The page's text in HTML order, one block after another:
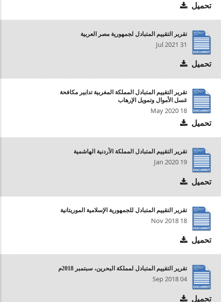
تحميل
تقرير التقييم المتبادل لجمهورية مصر العربية
31 Jul 2021
تحميل
تقرير التقييم المتبادل المملكة المغربية تدابير مكافحة
غسل الأموال وتمويل الإرهاب
18 May 2020
تحميل
تقرير التقييم المتبادل المملكة الأردنية الهاشمية
19 Jan 2020
تحميل
تقرير التقييم المتبادل للجمهورية الإسلامية الموريتانية
18 Nov 2018
تحميل
تقرير التقييم المتبادل لمملكة البحرين، سبتمبر 2018م
04 Sep 2018
تحميل